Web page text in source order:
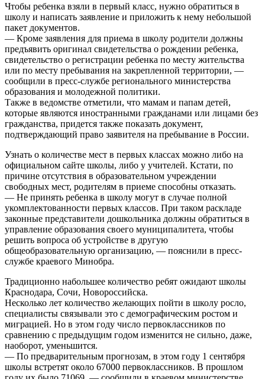
Чтобы ребенка взяли в первый класс, нужно обратиться в
школу и написать заявление и приложить к нему небольшой
пакет документов.
— Кроме заявления для приема в школу родители должны
предъявить оригинал свидетельства о рождении ребенка,
свидетельство о регистрации ребенка по месту жительства
или по месту пребывания на закрепленной территории, —
сообщили в пресс-службе регионального министерства
образования и молодежной политики.
Также в ведомстве отметили, что мамам и папам детей,
которые являются иностранными гражданами или лицами без
гражданства, придется также показать документ,
подтверждающий право заявителя на пребывание в России.
Узнать о количестве мест в первых классах можно либо на
официальном сайте школы, либо у учителей. Кстати, по
причине отсутствия в образовательном учреждении
свободных мест, родителям в приеме способны отказать.
— Не принять ребенка в школу могут в случае полной
укомплектованности первых классов. При таком раскладе
законные представители дошкольника должны обратиться в
управление образования своего муниципалитета, чтобы
решить вопроса об устройстве в другую
общеобразовательную организацию, — пояснили в пресс-
службе краевого Минобра.
Традиционно набольшее количество ребят ожидают школы
Краснодара, Сочи, Новороссийска.
Несколько лет количество желающих пойти в школу росло,
специалисты связывали это с демографическим ростом и
миграцией. Но в этом году число первоклассников по
сравнению с предыдущим годом изменится не сильно, даже,
наоборот, уменьшится.
— По предварительным прогнозам, в этом году 1 сентября
школы встретят около 67000 первоклассников. В прошлом